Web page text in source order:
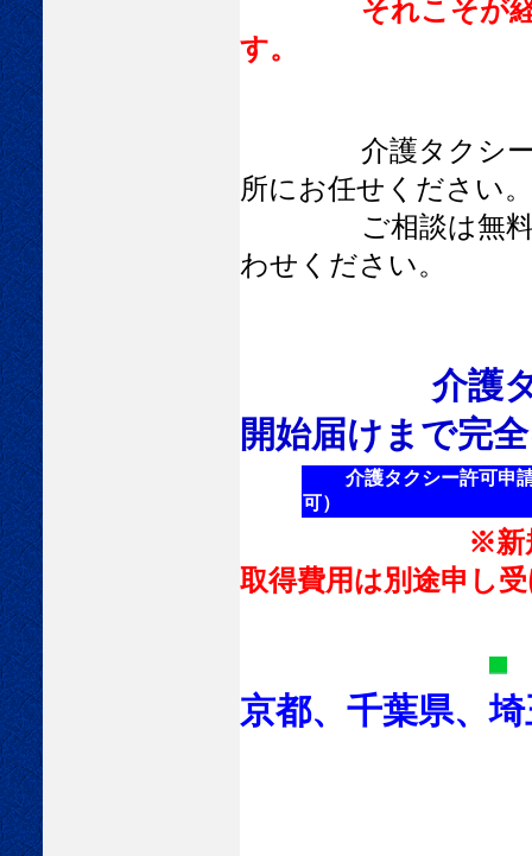
それこそが
す。
介護タクシーの許
所にお任せください。
ご相談は無料で
わせください。
介護
開始届けまで完
介護タクシー許可申
可）
※新規許可登録
取得費用は別途申し
京都、千葉県、